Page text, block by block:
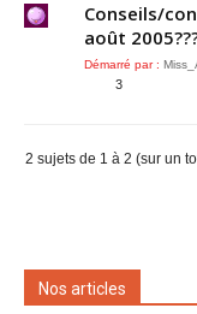
Conseils/
août
Démarré par :
3
2 sujets de 1 à 2 (sur un
Nos articles